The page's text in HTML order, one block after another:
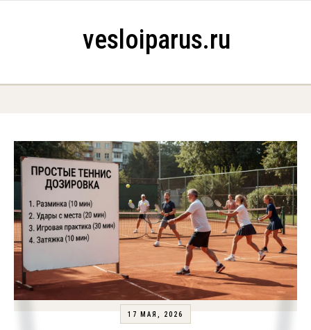
vesloiparus.ru
17 МАЯ, 2026